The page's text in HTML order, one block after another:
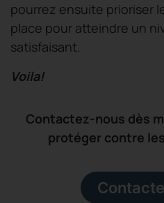
pourrez ensuite prioriser
place pour atteindre un
satisfaisant.
Voila!
Contactez-nous dès
protéger contre